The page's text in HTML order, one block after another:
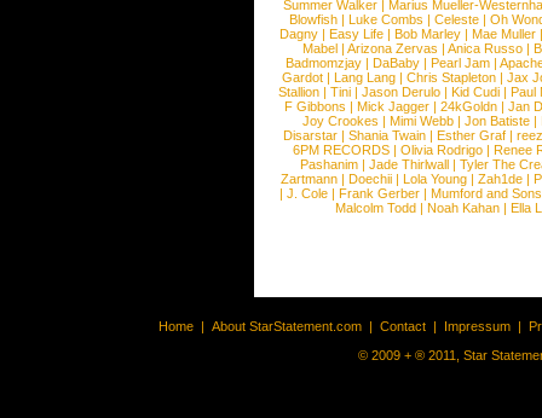
Summer Walker |Marius Mueller-
Blowfish | Luke Combs | Celeste | Oh
Dagny |Easy Life |Bob Marley |Mae Muller
Mabel |Arizona Zervas |Anica Russo |
Badmomzjay |DaBaby |Pearl Jam |
Gardot | Lang Lang | Chris Stapleton | Jax
Stallion |Tini |Jason Derulo |Kid Cudi |Paul
F Gibbons | Mick Jagger | 24kGoldn | Jan
Joy Crookes | Mimi Webb | Jon Batiste |
Disarstar | Shania Twain | Esther Graf |
6PM RECORDS | Olivia Rodrigo | Renee
Pashanim |Jade Thirlwall |Tyler The
Zartmann | Doechii | Lola Young | Zah1de |
| J. Cole | Frank Gerber | Mumford and Sons
Malcolm Todd | Noah Kahan | Ella
Home | About StarStatement.com | Contact | Impressum |
© 2009 + ® 2011, Star